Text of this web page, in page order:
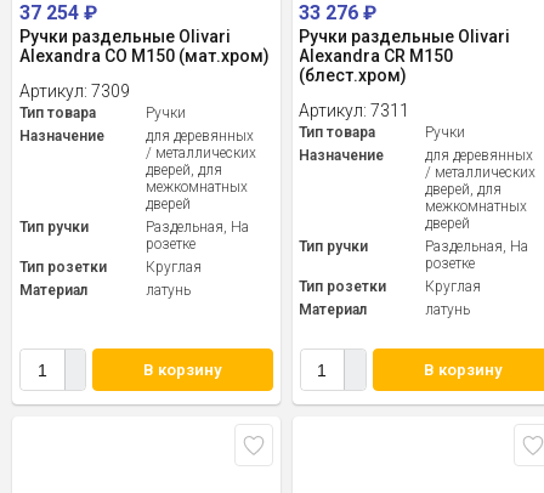
37 254 ₽
Ручки раздельные Olivari
Alexandra CO M150 (мат.хром)
Артикул: 7309
Тип товара
Ручки
Назначение
для деревянных
/ металлических
дверей, для
межкомнатных
дверей
Тип ручки
Раздельная, На
розетке
Тип розетки
Круглая
Материал
латунь
В корзину
33 276₽
Ручки раздельные Olivari
Alexandra CR M150
(блест.хром)
Артикул:7311
Тип товара
Ручки
Назначение
для деревянных
/ металлических
дверей, для
межкомнатных
дверей
Тип ручки
Раздельная, На
розетке
Тип розетки
Круглая
Материал
латунь
В корзину